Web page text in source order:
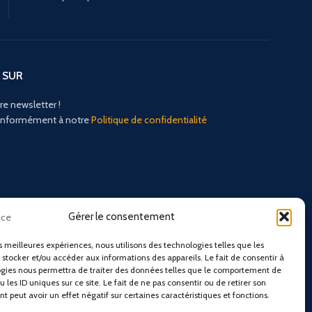
Gérer le consentement
meilleures expériences, nous utilisons des technologies telles que les
stocker et/ou accéder aux informations des appareils. Le fait de consentir à
nous permettra de traiter des données telles que le comportement de
les ID uniques sur ce site. Le fait de ne pas consentir ou de retirer son
peut avoir un effet négatif sur certaines caractéristiques et fonctions.
newsletter !
à notrePolitique de confidentialité